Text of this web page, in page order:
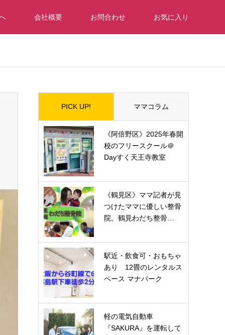
会社概要 お問合わせ お気に入り
PICK UP! ママコラム
《阿倍野区》2025年春開
校のフリースクール＠
Dayすく天王寺教室
《鶴見区》ママ記者が見
つけたママに優しい整骨
院。鶴見わだち整骨…
駅近・飲食可・おもちゃ
あり 12畳のレンタルス
ペース マナパーク
軽の電気自動車
『SAKURA』を運転して